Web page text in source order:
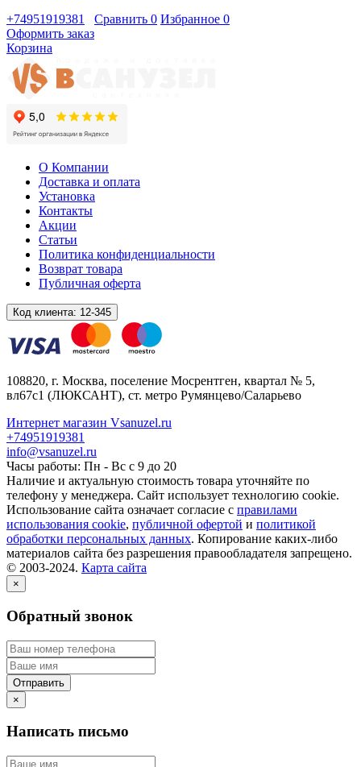
+74951919381
Сравнить 0 Избранное 0
Оформить заказ
Корзина
О Компании
Доставка и оплата
Установка
Контакты
Акции
Статьи
Политика конфиденциальности
Возврат товара
Публичная оферта
Код клиента: 12-345
108820, г. Москва, поселение Мосрентген, квартал № 5,
вл67с1 (ЛЮКСАНТ), ст. метро Румянцево/Саларьево
Интернет магазин Vsanuzel.ru
+74951919381
info@vsanuzel.ru
Часы работы: Пн - Вс с 9 до 20
Наличие и актуальную стоимость товара уточняйте по
телефону у менеджера. Сайт использует технологию cookie.
Использование сайта означает согласие с правилами
использования cookie, публичной офертой и политикой
обработки персональных данных. Копирование каких-либо
материалов сайта без разрешения правообладателя запрещено.
© 2003-2024. Карта сайта
×
Обратный звонок
×
Написать письмо